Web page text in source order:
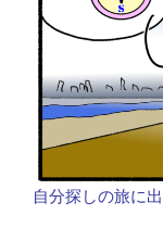
自分探しの旅に